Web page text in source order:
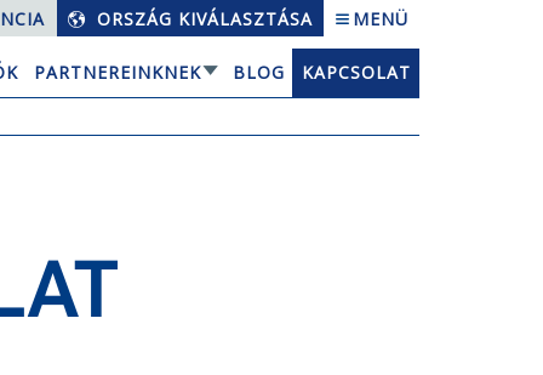
ORSZÁG KIVÁLASZTÁSA MENÜ
PARTNEREINKNEK BLOG
KAPCSOLAT